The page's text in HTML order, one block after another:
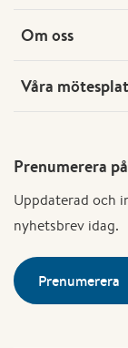
Om oss
Våra
Prenumerera
Uppdaterad och
nyhetsbrev idag.
Prenumerera